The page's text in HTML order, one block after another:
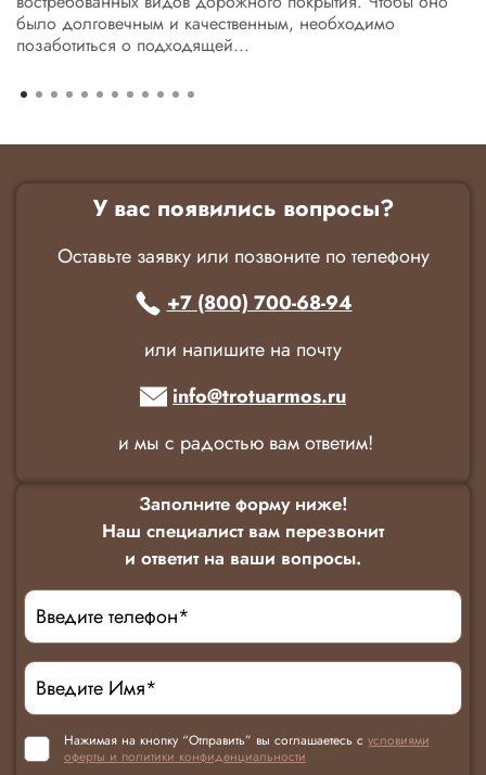
было долговечным и качественным, необходимо
позаботиться о подходящей...
У вас появились вопросы?
Оставьте заявку или позвоните по телефону
+7 (800) 700-68-94
или напишите на почту
info@trotuarmos.ru
и мы с радостью вам ответим!
Заполните форму ниже!
Наш специалист вам перезвонит
и ответит на ваши вопросы.
Нажимая на кнопку “Отправить” вы соглашаетесь с условиями
оферты и политики конфиденциальности